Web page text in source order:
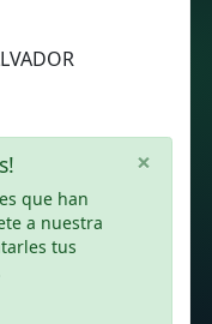
×
que han
a nuestra
tus